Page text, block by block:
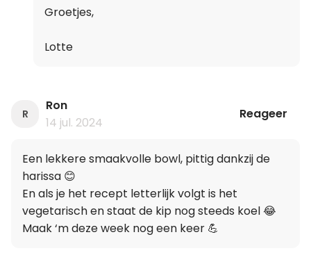
Groetjes,
Lotte
R
Ron
14 jul. 2024
Reageer
Een lekkere smaakvolle bowl, pittig dankzij de
harissa 😊
En als je het recept letterlijk volgt is het
vegetarisch en staat de kip nog steeds koel 😂
Maak ‘m deze week nog een keer 💪